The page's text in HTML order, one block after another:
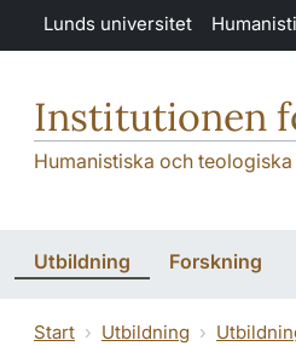
Hoppa till huvudinnehåll
Lunds universitet
Institutionen
Humanistiska och
Utbildning Forskning
Start Utbildning